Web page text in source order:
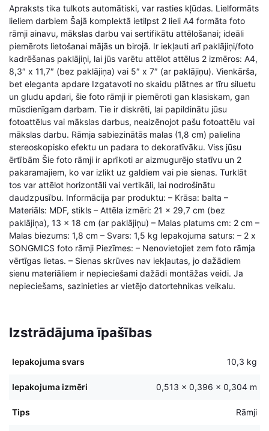
Apraksts tika tulkots automātiski, var rasties kļūdas. Lielformāts
lieliem darbiem Šajā komplektā ietilpst 2 lieli A4 formāta foto
rāmji ainavu, mākslas darbu vai sertifikātu attēlošanai; ideāli
piemērots lietošanai mājās un birojā. Ir iekļauti arī paklājiņi/foto
kadrēšanas paklājiņi, lai jūs varētu attēlot attēlus 2 izmēros: A4,
8,3″ x 11,7″ (bez paklājiņa) vai 5″ x 7″ (ar paklājiņu). Vienkārša,
bet eleganta apdare Izgatavoti no skaidu plātnes ar tīru siluetu
un gludu apdari, šie foto rāmji ir piemēroti gan klasiskam, gan
mūsdienīgam darbam. Tie ir diskrēti, lai papildinātu jūsu
fotoattēlus vai mākslas darbus, neaizēnojot pašu fotoattēlu vai
mākslas darbu. Rāmja sabiezinātās malas (1,8 cm) palielina
stereoskopisko efektu un padara to dekoratīvāku. Viss jūsu
ērtībām Šie foto rāmji ir aprīkoti ar aizmugurējo statīvu un 2
pakaramajiem, ko var izlikt uz galdiem vai pie sienas. Turklāt
tos var attēlot horizontāli vai vertikāli, lai nodrošinātu
daudzpusību. Informācija par produktu: – Krāsa: balta –
Materiāls: MDF, stikls – Attēla izmēri: 21 x 29,7 cm (bez
paklājiņa), 13 x 18 cm (ar paklājiņu) – Malas platums cm: 2 cm –
Malas biezums: 1,8 cm – Svars: 1,5 kg Iepakojuma saturs: – 2 x
SONGMICS foto rāmji Piezīmes: – Nenovietojiet zem foto rāmja
vērtīgas lietas. – Sienas skrūves nav iekļautas, jo dažādiem
sienu materiāliem ir nepieciešami dažādi montāžas veidi. Ja
nepieciešams, sazinieties ar vietējo datortehnikas veikalu.
Izstrādājuma īpašības
Iepakojuma svars 10,3 kg
Iepakojuma izmēri 0,513 × 0,396 × 0,304 m
Tips Rāmji